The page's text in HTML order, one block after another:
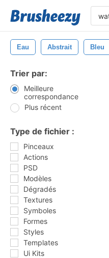
Eau Abstrait Bleu
Trier par:
Meilleure
correspondance
Plus récent
Type de fichier :
Pinceaux
Actions
PSD
Modèles
Dégradés
Textures
Symboles
Formes
Styles
Templates
Ui Kits